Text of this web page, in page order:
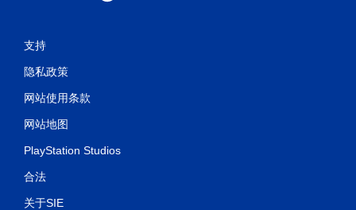
支持
隐私政策
网站使用条款
网站地图
PlayStation Studios
合法
关于SIE